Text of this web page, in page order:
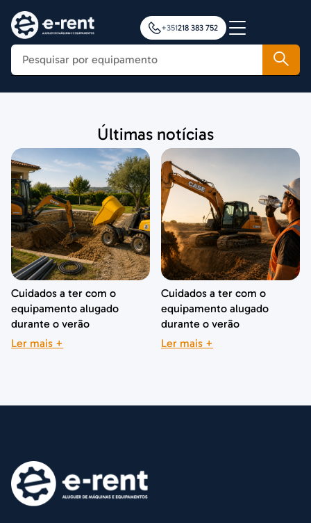
Movimentação de Cargas
Plataformas Elevatórias
Notícias
Formação
Contactos
+351218 383 752
Últimas notícias
Cuidados a ter com o
equipamento alugado
durante o verão
Ler mais +
Cuidados a ter com o
equipamento alugado
durante o verão
Ler mais +